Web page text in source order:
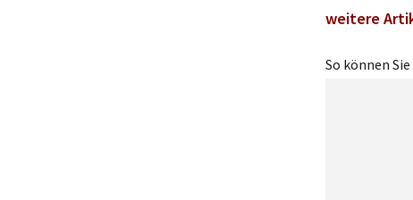
weitere
So können